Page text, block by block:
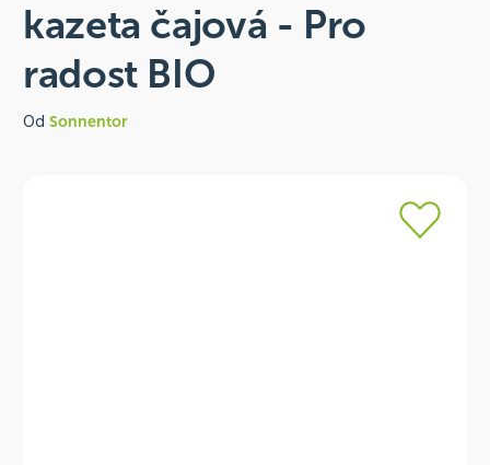
kazeta čajová - Pro
radost BIO
Od Sonnentor